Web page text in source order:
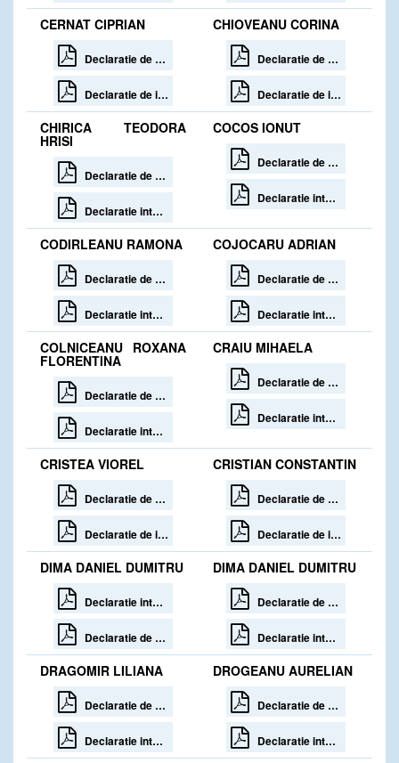
CERNAT CIPRIAN
Declaratie de avere
Declaratie de interese
CHIOVEANU CORINA
Declaratie de avere
Declaratie de interese
CHIRICA TEODORA
HRISI
Declaratie de avere
Declaratie interese
COCOS IONUT
Declaratie de avere
Declaratie interese
CODIRLEANU RAMONA
Declaratie de avere 30 zile de la incetare
Declaratie interese 30 zile de la incetare
COJOCARU ADRIAN
Declaratie de avere la incetare
Declaratie interese la incetare
COLNICEANU ROXANA
FLORENTINA
Declaratie de avere 30 zile de la incetare
Declaratie interese 30 zile de la incetare
CRAIU MIHAELA
Declaratie de avere 30 zile de la incetare
Declaratie interese 30 zile de la incetare
CRISTEA VIOREL
Declaratie de avere
Declaratie de interese
CRISTIAN CONSTANTIN
Declaratie de avere
Declaratie de interese
DIMA DANIEL DUMITRU
Declaratie interese 30 zile de la numire
Declaratie de avere 30 zile de la numire
DIMA DANIEL DUMITRU
Declaratie de avere
Declaratie interese
DRAGOMIR LILIANA
Declaratie de avere 30 zile de la incetare
Declaratie interese 30 zile de la incetare
DROGEANU AURELIAN
Declaratie de avere
Declaratie interese